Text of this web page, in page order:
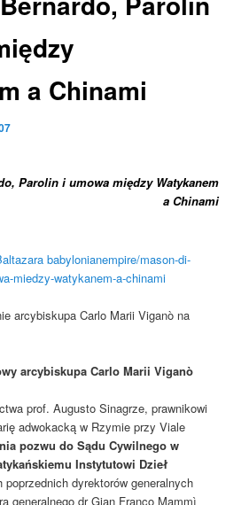
a Chinami
Parolin i umowa między Watykanem
a Chinami
babylonianempire/mason-di-
miedzy-watykanem-a-chinami
arcybiskupa Carlo Marii Viganò na
arcybiskupa Carlo Marii Viganò
prof. Augusto Sinagrze, prawnikowi
adwokacką w Rzymie przy Viale
pozwu do Sądu Cywilnego w
Instytutowi Dzieł
poprzednich dyrektorów generalnych
generalnego dr Gian Franco Mammì